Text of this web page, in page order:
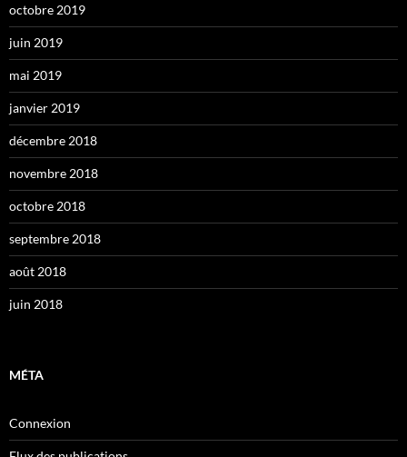
octobre 2019
juin 2019
mai 2019
janvier 2019
décembre 2018
novembre 2018
octobre 2018
septembre 2018
août 2018
juin 2018
MÉTA
Connexion